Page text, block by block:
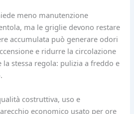
meno manutenzione
ma le griglie devono restare
accumulata può generare odori
e ridurre la circolazione
la stessa regola: pulizia a freddo e
costruttiva, uso e
economico usato per ore